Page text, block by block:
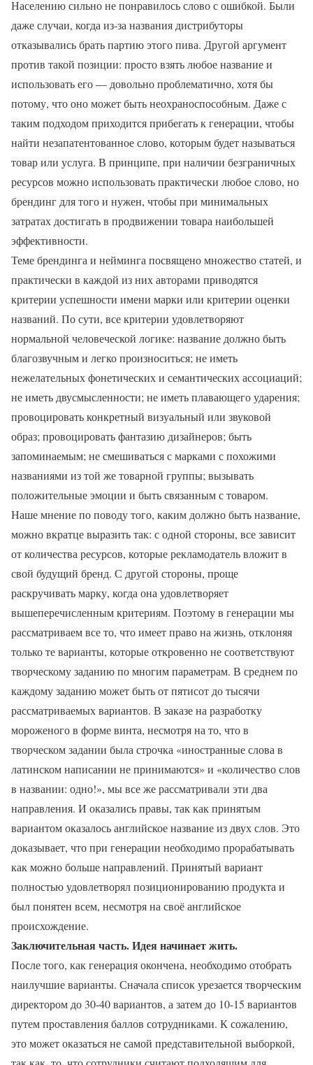
Населению сильно не понравилось слово с ошибкой. Были
даже случаи, когда из-за названия дистрибуторы
отказывались брать партию этого пива. Другой аргумент
против такой позиции: просто взять любое название и
использовать его — довольно проблематично, хотя бы
потому, что оно может быть неохраноспособным. Даже с
таким подходом приходится прибегать к генерации, чтобы
найти незапатентованное слово, которым будет называться
товар или услуга. В принципе, при наличии безграничных
ресурсов можно использовать практически любое слово, но
брендинг для того и нужен, чтобы при минимальных
затратах достигать в продвижении товара наибольшей
эффективности.
Теме брендинга и нейминга посвящено множество статей, и
практически в каждой из них авторами приводятся
критерии успешности имени марки или критерии оценки
названий. По сути, все критерии удовлетворяют
нормальной человеческой логике: название должно быть
благозвучным и легко произноситься; не иметь
нежелательных фонетических и семантических ассоциаций;
не иметь двусмысленности; не иметь плавающего ударения;
провоцировать конкретный визуальный или звуковой
образ; провоцировать фантазию дизайнеров; быть
запоминаемым; не смешиваться с марками с похожими
названиями из той же товарной группы; вызывать
положительные эмоции и быть связанным с товаром.
Наше мнение по поводу того, каким должно быть название,
можно вкратце выразить так: с одной стороны, все зависит
от количества ресурсов, которые рекламодатель вложит в
свой будущий бренд. С другой стороны, проще
раскручивать марку, когда она удовлетворяет
вышеперечисленным критериям. Поэтому в генерации мы
рассматриваем все то, что имеет право на жизнь, отклоняя
только те варианты, которые откровенно не соответствуют
творческому заданию по многим параметрам. В среднем по
каждому заданию может быть от пятисот до тысячи
рассматриваемых вариантов. В заказе на разработку
мороженого в форме винта, несмотря на то, что в
творческом задании была строчка «иностранные слова в
латинском написании не принимаются» и «количество слов
в названии: одно!», мы все же рассматривали эти два
направления. И оказались правы, так как принятым
вариантом оказалось английское название из двух слов. Это
доказывает, что при генерации необходимо прорабатывать
как можно больше направлений. Принятый вариант
полностью удовлетворял позиционированию продукта и
был понятен всем, несмотря на своё английское
происхождение.
Заключительная часть. Идея начинает жить.
После того, как генерация окончена, необходимо отобрать
наилучшие варианты. Сначала список урезается творческим
директором до 30-40 вариантов, а затем до 10-15 вариантов
путем проставления баллов сотрудниками. К сожалению,
это может оказаться не самой представительной выборкой,